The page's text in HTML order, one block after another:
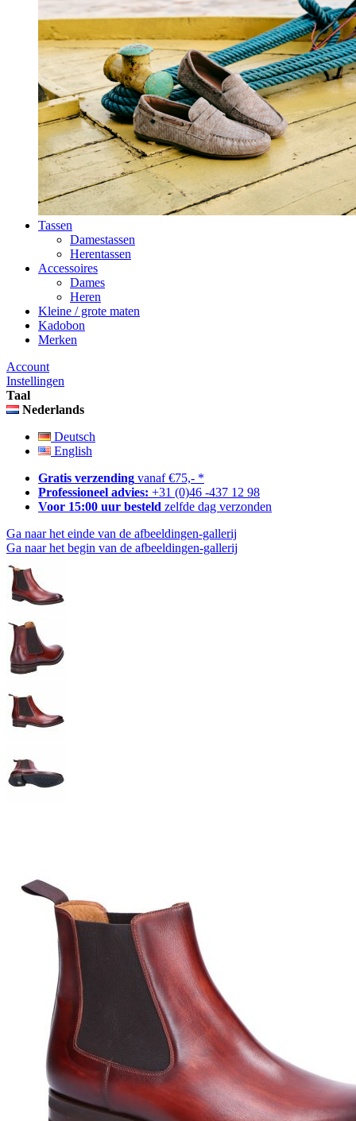
Tassen
Damestassen
Herentassen
Accessoires
Dames
Heren
Kleine / grote maten
Kadobon
Merken
Account
Instellingen
Taal
Nederlands
Deutsch
English
Gratis verzending vanaf €75,- *
Professioneel advies: +31 (0)46 -437 12 98
Voor 15:00 uur besteld zelfde dag verzonden
Ga naar het einde van de afbeeldingen-gallerij
Ga naar het begin van de afbeeldingen-gallerij